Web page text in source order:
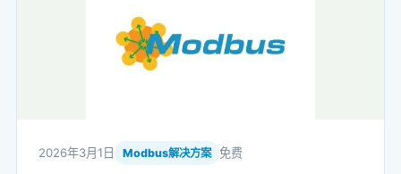
2026年3月1日 Modbus解决方案 免费